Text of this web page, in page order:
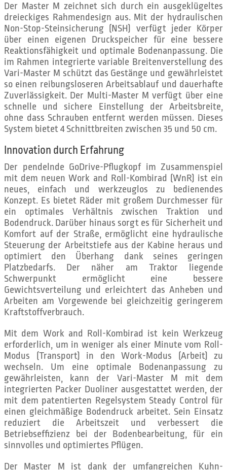
Der Master M zeichnet sich durch ein ausgeklügeltes
dreieckiges Rahmendesign aus. Mit der hydraulischen
Non-Stop-Steinsicherung (NSH) verfügt jeder Körper
über einen eigenen Druckspeicher für eine bessere
Reaktionsfähigkeit und optimale Bodenanpassung. Die
im Rahmen integrierte variable Breitenverstellung des
Vari-Master M schützt das Gestänge und gewährleistet
so einen reibungsloseren Arbeitsablauf und dauerhafte
Zuverlässigkeit. Der Multi-Master M verfügt über eine
schnelle und sichere Einstellung der Arbeitsbreite,
ohne dass Schrauben entfernt werden müssen. Dieses
System bietet 4 Schnittbreiten zwischen 35 und 50 cm.
Innovation durch Erfahrung
Der pendelnde GoDrive-Pflugkopf im Zusammenspiel
mit dem neuen Work and Roll-Kombirad (WnR) ist ein
neues, einfach und werkzeuglos zu bedienendes
Konzept. Es bietet Räder mit großem Durchmesser für
ein optimales Verhältnis zwischen Traktion und
Bodendruck. Darüber hinaus sorgt es für Sicherheit und
Komfort auf der Straße, ermöglicht eine hydraulische
Steuerung der Arbeitstiefe aus der Kabine heraus und
optimiert den Überhang dank seines geringen
Platzbedarfs. Der näher am Traktor liegende
Schwerpunkt ermöglicht eine bessere
Gewichtsverteilung und erleichtert das Anheben und
Arbeiten am Vorgewende bei gleichzeitig geringerem
Kraftstoffverbrauch.
Mit dem Work and Roll-Kombirad ist kein Werkzeug
erforderlich, um in weniger als einer Minute vom Roll-
Modus (Transport) in den Work-Modus (Arbeit) zu
wechseln. Um eine optimale Bodenanpassung zu
gewährleisten, kann der Vari-Master M mit dem
integrierten Packer Duoliner ausgestattet werden, der
mit dem patentierten Regelsystem Steady Control für
einen gleichmäßige Bodendruck arbeitet. Sein Einsatz
reduziert die Arbeitszeit und verbessert die
Betriebseffizienz bei der Bodenbearbeitung, für ein
sinnvolles und optimiertes Pflügen.
Der Master M ist dank der umfangreichen Kuhn-